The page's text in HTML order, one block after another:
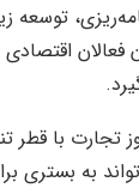
فعالان
تجارت با قطر
به بستری